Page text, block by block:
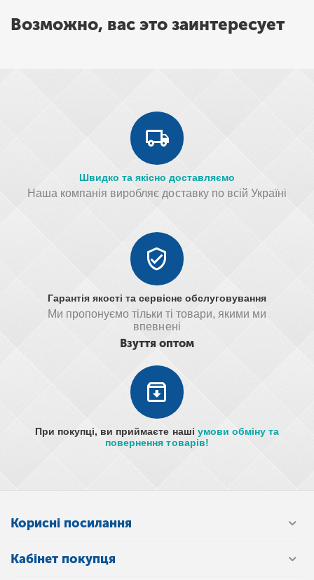
Возможно, вас это заинтересует
Швидко та якісно доставляємо
Наша компанія виробляє доставку по всій Україні
Гарантія якості та сервісне обслуговування
Ми пропонуємо тільки ті товари, якими ми
впевнені
Взуття оптом
При покупці, ви приймаєте наші умови обміну та
повернення товарів!
Корисні посилання
Кабінет покупця